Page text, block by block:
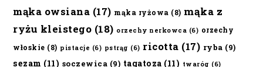
mąka owsiana (17) mąka ryżowa (8) mąka z
ryżu kleistego (18) orzechy nerkowca (6) orzechy
włoskie (8) pistacje (6) pstrąg (6) ricotta (17) ryba (9)
sezam (11) soczewica (9) tagatoza (11) twaróg (6)